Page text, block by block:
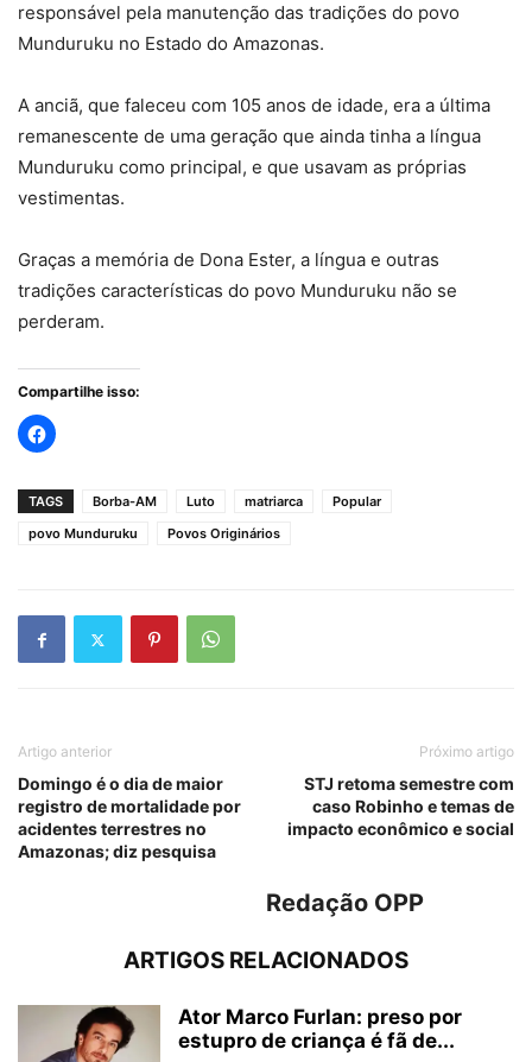
responsável pela manutenção das tradições do povo
Munduruku no Estado do Amazonas.
A anciã, que faleceu com 105 anos de idade, era a última
remanescente de uma geração que ainda tinha a língua
Munduruku como principal, e que usavam as próprias
vestimentas.
Graças a memória de Dona Ester, a língua e outras
tradições características do povo Munduruku não se
perderam.
Compartilhe isso:
TAGS Borba-AM Luto matriarca
Popular
povo Munduruku
Povos Originários
Artigo anterior
Domingo é o dia de maior
registro de mortalidade por
acidentes terrestres no
Amazonas; diz pesquisa
Próximo artigo
STJ retoma semestre com
caso Robinho e temas de
impacto econômico e social
Redação OPP
ARTIGOS RELACIONADOS
Ator Marco Furlan: preso por
estupro de criança é fã de...